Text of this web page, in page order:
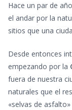
Hace un par de
el andar por la
sitios que una
Desde entonces
empezando por la
fuera de nuestra
naturales que el
«selvas de